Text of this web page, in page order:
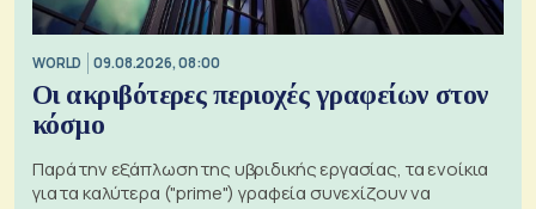
WORLD 09.08.2026, 08:00
Οι ακριβότερες περιοχές γραφείων στον
κόσμο
Παρά την εξάπλωση της υβριδικής εργασίας, τα ενοίκια
για τα καλύτερα ("prime") γραφεία συνεχίζουν να